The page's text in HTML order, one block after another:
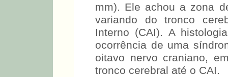
mm). Ele achou a zona
variando do tronco
Interno (CAI). A
ocorrência de uma
oitavo nervo craniano,
tronco cerebral até o CAI.